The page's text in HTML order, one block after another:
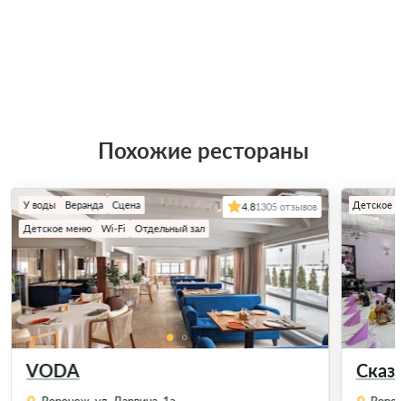
Похожие рестораны
VODA
У воды Веранда
Сцена
Детское меню
Wi-Fi Отдельный зал
4.81305 отзывов Детское